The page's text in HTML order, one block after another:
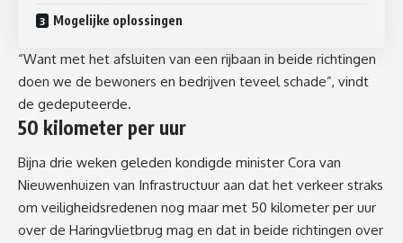
Mogelijke oplossingen
“Want met het afsluiten van een rijbaan in beide richtingen
doen we de bewoners en bedrijven teveel schade”, vindt
de gedeputeerde.
50 kilometer per uur
Bijna drie weken geleden kondigde minister Cora van
Nieuwenhuizen van Infrastructuur aan dat het verkeer straks
om veiligheidsredenen nog maar met 50 kilometer per uur
over de Haringvlietbrug mag en dat in beide richtingen over